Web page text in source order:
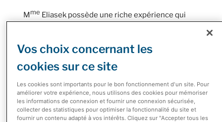
Mme Eliasek possède une riche expérience qui
McKesson, ayant occupé des rôles de direction
liés aux opérations, au marketing, à la gestion des
fournisseurs, aux ventes et à l'expérience client.
En tant que présidente, MmeEliasek dirigera le
portefeuille d'entreprises diversifiées de soins de
Vos choix concernant les
cookies sur ce site
Les cookies sont importants pour le bon fonctionnement d'un site. Pour
améliorer votre expérience, nous utilisons des cookies pour mémoriser
les informations de connexion et fournir une connexion sécurisée,
collecter des statistiques pour optimiser la fonctionnalité du site et
fournir un contenu adapté à vos intérêts. Cliquez sur "Accepter tous les